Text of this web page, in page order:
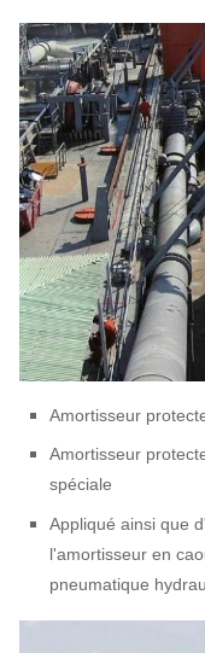
Amortisseur
Amortisseur
spéciale
Appliqué ainsi que
l'amortisseur en
pneumatique